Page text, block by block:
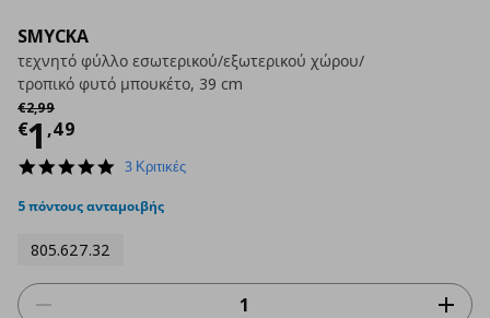
SMYCKA
τεχνητό φύλλο εσωτερικού/εξωτερικού χώρου/
τροπικό φυτό μπουκέτο, 39 cm
€2,99
Αρχική τιμή
€1 ,49
Τρέχουσα τιμή
5.0
rating
3 Κριτικές
5 πόντους ανταμοιβής
805.627.32